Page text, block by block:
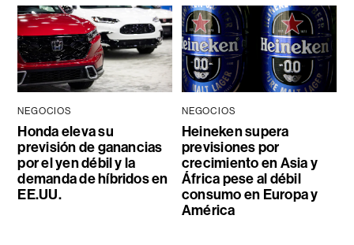
NEGOCIOS
Honda eleva su
previsión de ganancias
por el yen débil y la
demanda de híbridos en
EE.UU.
NEGOCIOS
Heineken supera
previsiones por
crecimiento en Asia y
África pese al débil
consumo en Europa y
América